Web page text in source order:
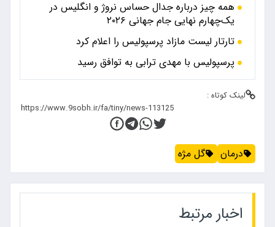
همه چیز درباره جدال حساس نروژ و انگلیس در
یک‌چهارم نهایی جام جهانی ۲۰۲۶
تارتار لیست مازاد پرسپولیس را اعلام کرد
پرسپولیس با مهدی ترابی به توافق رسید
لینک کوتاه :
درمان گل مژه
اخبار مرتبط